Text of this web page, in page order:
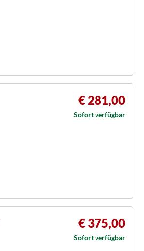
€ 281,00
Sofort verfügbar
€ 375,00
Sofort verfügbar